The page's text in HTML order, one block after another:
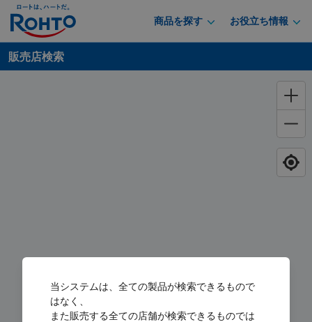
商品を探す お役立ち情報
販売店検索
当システムは、全ての製品が検索できるもので
はなく、
また販売する全ての店舗が検索できるものでは